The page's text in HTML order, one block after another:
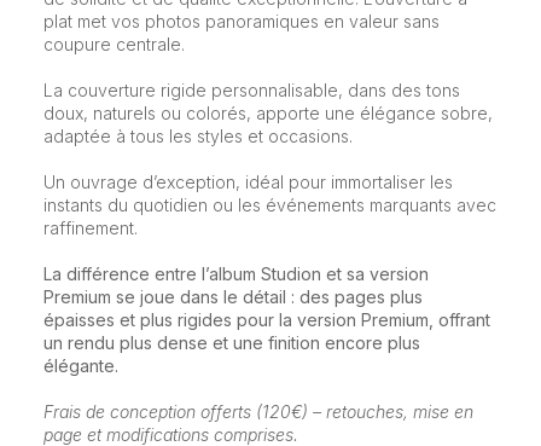
plat met vos photos panoramiques en valeur sans
coupure centrale.
La couverture rigide personnalisable, dans des tons
doux, naturels ou colorés, apporte une élégance sobre,
adaptée à tous les styles et occasions.
Un ouvrage d’exception, idéal pour immortaliser les
instants du quotidien ou les événements marquants avec
raffinement.
La différence entre l’album Studion et sa version
Premium se joue dans le détail : des pages plus
épaisses et plus rigides pour la version Premium, offrant
un rendu plus dense et une finition encore plus
élégante.
Frais de conception offerts (120€) – retouches, mise en
page et modifications comprises.